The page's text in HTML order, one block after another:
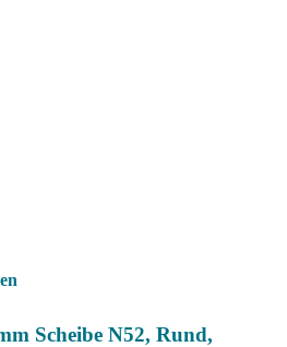
Scheibe N52, Rund,